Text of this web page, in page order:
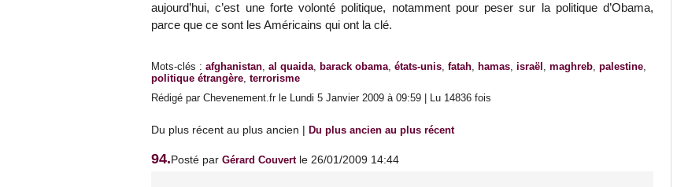
aujourd’hui, c’est une forte volonté politique, notamment pour peser sur la politique d’Obama,
parce que ce sont les Américains qui ont la clé.
Mots-clés : afghanistan, al quaida, barack obama, états-unis, fatah, hamas, israël , maghreb, palestine,
politique étrangère, terrorisme
Rédigé par Chevenement.fr le Lundi 5 Janvier 2009 à 09:59 | Lu 14836 fois
Du plus récent au plus ancien | Du plus ancien au plus récent
94.Posté par Gérard Couvert le 26/01/2009 14:44